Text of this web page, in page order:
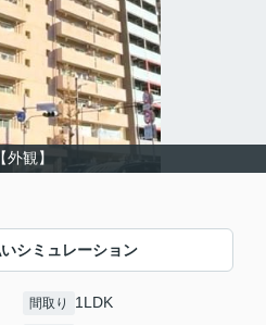
【外観】
シミュレーション
間取り 1LDK